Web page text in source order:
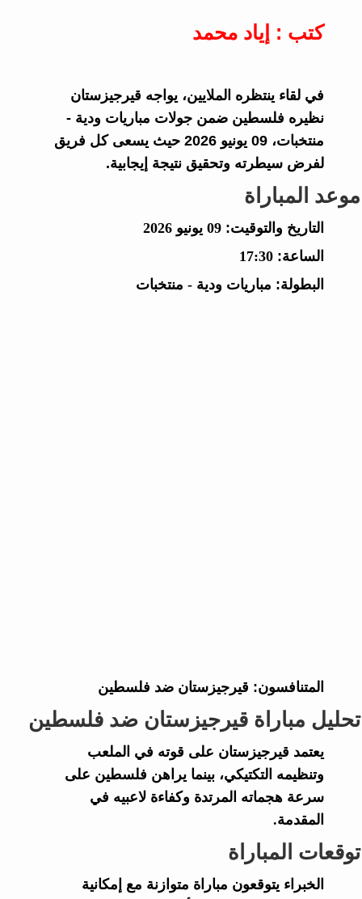
كتب : إياد محمد
في لقاء ينتظره الملايين، يواجه قيرجيزستان
نظيره فلسطين ضمن جولات مباريات ودية -
منتخبات، 09 يونيو 2026 حيث يسعى كل فريق
لفرض سيطرته وتحقيق نتيجة إيجابية.
موعد المباراة
التاريخ والتوقيت: 09 يونيو 2026
الساعة: 17:30
البطولة: مباريات ودية - منتخبات
المتنافسون: قيرجيزستان ضد فلسطين
تحليل مباراة قيرجيزستان ضد فلسطين
يعتمد قيرجيزستان على قوته في الملعب
وتنظيمه التكتيكي، بينما يراهن فلسطين على
سرعة هجماته المرتدة وكفاءة لاعبيه في
المقدمة.
توقعات المباراة
الخبراء يتوقعون مباراة متوازنة مع إمكانية